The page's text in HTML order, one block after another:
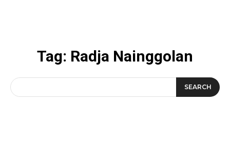
Tag: Radja Nainggolan
SEARCH